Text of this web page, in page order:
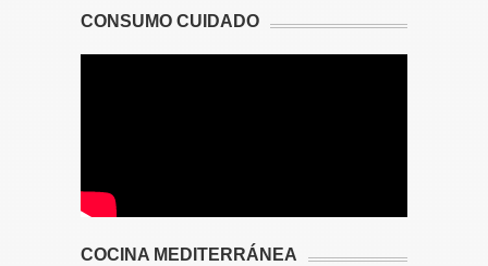
CONSUMO CUIDADO
COCINA MEDITERRÁNEA